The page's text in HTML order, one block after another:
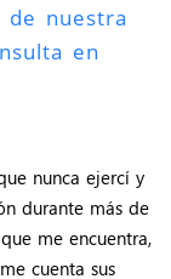
de nuestra
en
nunca ejercí y
durante más de
me encuentra,
cuenta sus